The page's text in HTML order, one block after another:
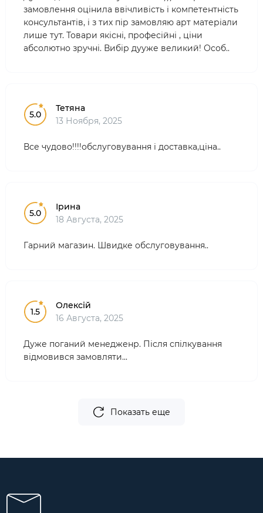
замовлення оцінила ввічливість і компетентність
консультантів, і з тих пір замовляю арт матеріали
лише тут. Товари якісні, професійні , ціни
абсолютно зручні. Вибір дууже великий! Особ..
5.0
Тетяна
13 Ноября, 2025
Все чудово!!!!обслуговування і доставка,ціна..
5.0
Ірина
18 Августа, 2025
Гарний магазин. Швидке обслуговування..
1.5
Олексій
16 Августа, 2025
Дуже поганий менедженр. Після спілкування
відмовився замовляти...
Показать еще